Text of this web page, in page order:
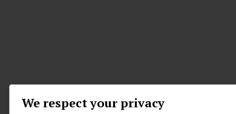
We respect your privacy